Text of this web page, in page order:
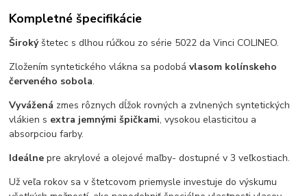
Kompletné špecifikácie
Široký štetec s dlhou rúčkou zo série 5022 da Vinci COLINEO.
Zložením syntetického vlákna sa podobávlasom kolínskeho
červeného sobola.
Vyvážená zmes rôznych dĺžok rovných a zvlnených syntetických
vlákien s extra jemnými špičkami, vysokou elasticitou a
absorpciou farby.
Ideálnepre akrylové a olejové maľby- dostupné v 3 veľkostiach.
Už veľa rokov sa v štetcovom priemysle investuje do výskumu